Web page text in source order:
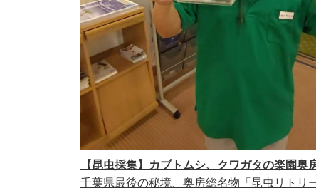
【昆虫採集】カブトムシ、クワガタの楽園
千葉県最後の秘境、奥房総名物「昆虫リトリ